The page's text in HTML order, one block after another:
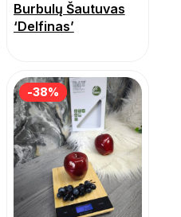
Burbulų Šautuvas
‘Delfinas’
-38%
-38%